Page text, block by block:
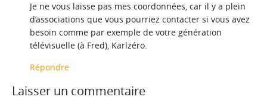
Je ne vous laisse pas mes coordonnées, car il y a plein
d’associations que vous pourriez contacter si vous avez
besoin comme par exemple de votre génération
télévisuelle (à Fred), Karlzéro.
Répondre
Laisser un commentaire